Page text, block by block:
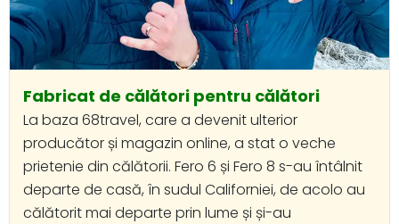
Fabricat de călători pentru călători
La baza 68travel, care a devenit ulterior
producător și magazin online, a stat o veche
prietenie din călătorii. Fero 6 și Fero 8 s-au întâlnit
departe de casă, în sudul Californiei, de acolo au
călătorit mai departe prin lume și și-au